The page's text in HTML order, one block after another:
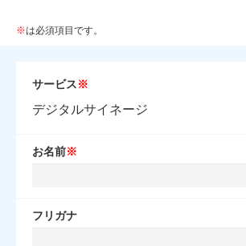
※は必須項目です。
サービス※
デジタルサイネージ
お名前※
フリガナ